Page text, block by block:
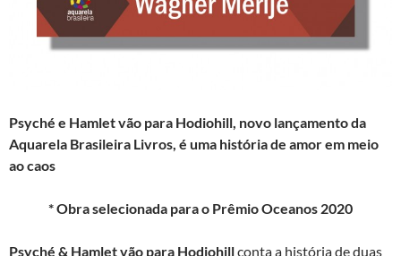
Psyché e Hamlet vão para Hodiohill, novo lançamento da
Aquarela Brasileira Livros, é uma história de amor em meio
ao caos
* Obra selecionada para o Prêmio Oceanos 2020
Psyché & Hamlet vão para Hodiohillconta a história de duas